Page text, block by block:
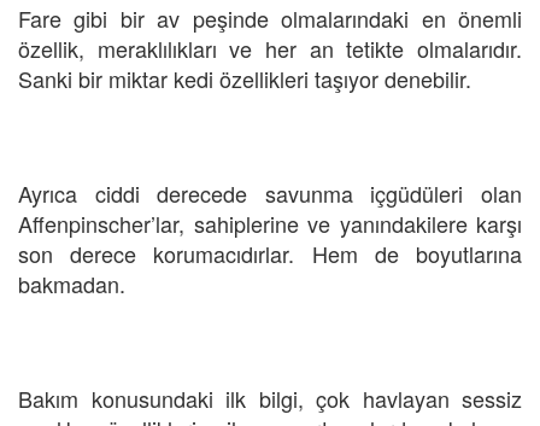
Fare gibi bir av peşinde olmalarındaki en önemli
özellik, meraklılıkları ve her an tetikte olmalarıdır.
Sanki bir miktar kedi özellikleri taşıyor denebilir.
Ayrıca ciddi derecede savunma içgüdüleri olan
Affenpinscher’lar, sahiplerine ve yanındakilere karşı
son derece korumacıdırlar. Hem de boyutlarına
bakmadan.
Bakım konusundaki ilk bilgi, çok havlayan sessiz